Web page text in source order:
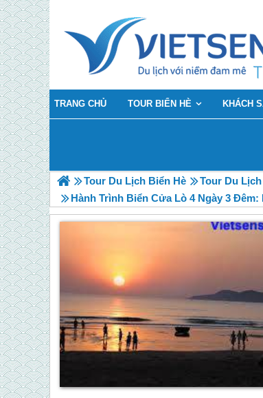
TRANG CHỦ TOUR BIỂN HÈ KHÁCH
Tour Du Lịch Biển Hè
Tour Du
Hành Trình Biển Cửa Lò 4 Ngày 3